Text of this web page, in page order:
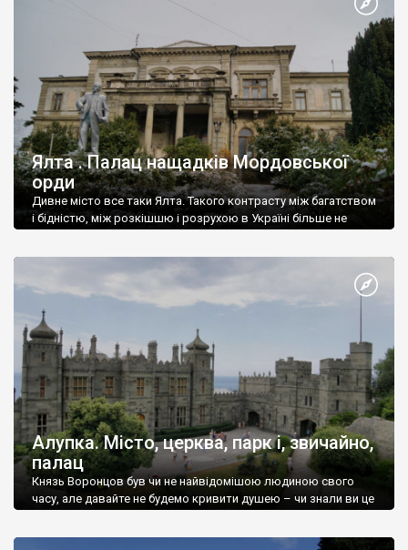
Ялта . Палац нащадків Мордовської
орди
Дивне місто все таки Ялта. Такого контрасту між багатством
і бідністю, між розкішшю і розрухою в Україні більше не
Алупка. Місто, церква, парк і, звичайно,
палац
Князь Воронцов був чи не найвідомішою людиною свого
часу, але давайте не будемо кривити душею – чи знали ви це